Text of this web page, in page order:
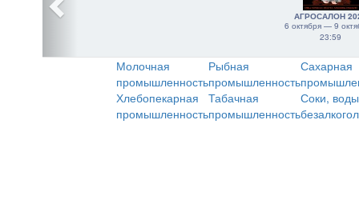
АГРОСАЛОН
6 октября — 9
23:59
Молочная
промышленность
Рыбная
промышленность
Сахарная
Хлебопекарная
промышленность
Табачная
промышленность
Соки,